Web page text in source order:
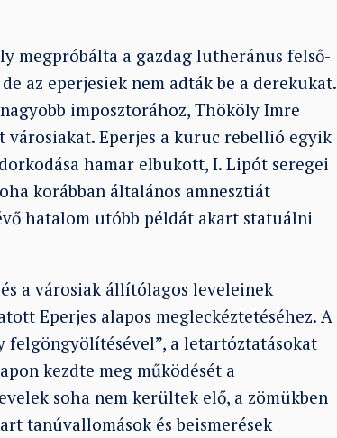
megpróbálta a gazdag lutheránus felső-
az eperjesiek nem adták be a derekukat.
imposztorához, Thököly Imre
városiakat. Eperjes a kuruc rebellió egyik
hamar elbukott, I. Lipót seregei
korábban általános amnesztiát
hatalom utóbb példát akart statuálni
és a városiak állítólagos leveleinek
Eperjes alapos megleckéztetéséhez. A
felgöngyölítésével”, a letartóztatásokat
kezdte meg működését a
soha nem kerültek elő, a zömükben
tanúvallomások és beismerések